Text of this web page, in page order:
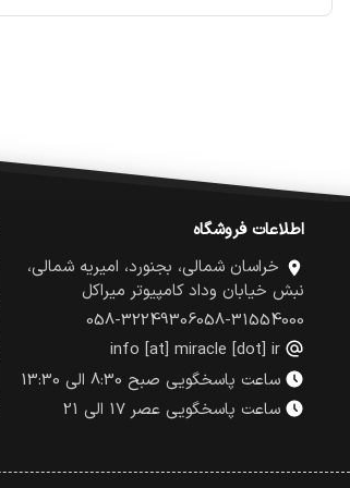
اطلاعات فروشگاه
خراسان شمالی، بجنورد، امیریه شمالی،
نبش خیابان وداد کامپیوتر میراکل
058-31554000
058-32249306
info [at] miracle [dot] ir
ساعت پاسخگویی صبح 8:30 الی 13:30
ساعت پاسخگویی عصر 17 الی 21